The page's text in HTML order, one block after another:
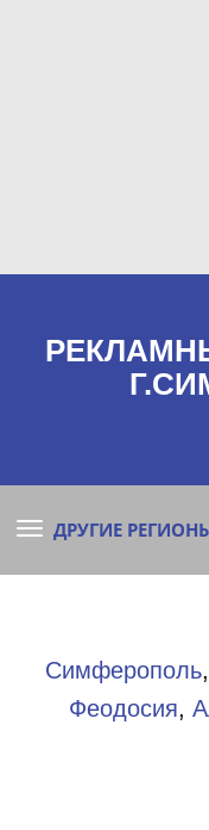
ДРУГИЕ
Симферополь,
Феодосия,